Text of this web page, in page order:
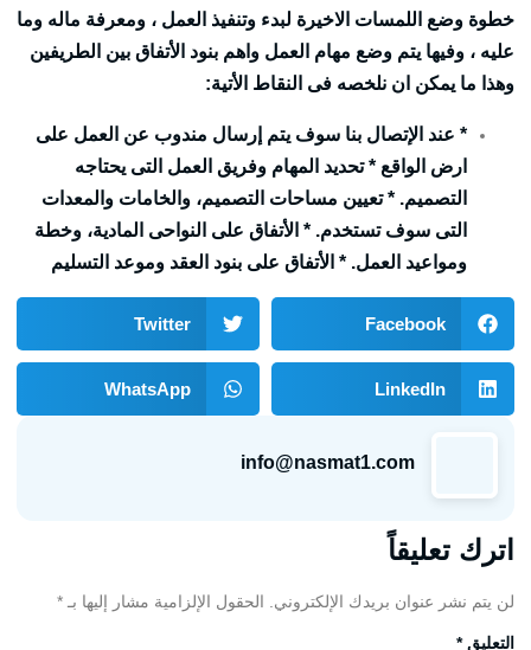
خطوة وضع اللمسات الاخيرة لبدء وتنفيذ العمل ، ومعرفة ماله وما
عليه ، وفيها يتم وضع مهام العمل واهم بنود الأتفاق بين الطريفين
وهذا ما يمكن ان نلخصه فى النقاط الأتية:
* عند الإتصال بنا سوف يتم إرسال مندوب عن العمل على
ارض الواقع * تحديد المهام وفريق العمل التى يحتاجه
التصميم. * تعيين مساحات التصميم، والخامات والمعدات
التى سوف تستخدم. * الأتفاق على النواحى المادية، وخطة
ومواعيد العمل. * الأتفاق على بنود العقد وموعد التسليم
Facebook
Twitter
LinkedIn
WhatsApp
info@nasmat1.com
اترك تعليقاً
لن يتم نشر عنوان بريدك الإلكتروني. الحقول الإلزامية مشار إليها بـ *
التعليق*